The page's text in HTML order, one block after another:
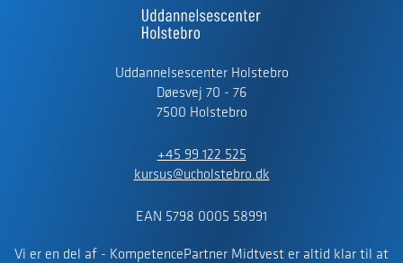
Uddannelsescenter Holstebro
Døesvej 70 - 76
7500 Holstebro
+45 99 122 525
kursus@ucholstebro.dk
EAN 5798 0005 58991
Vi er en del af - KompetencePartner Midtvest er altid klar til at